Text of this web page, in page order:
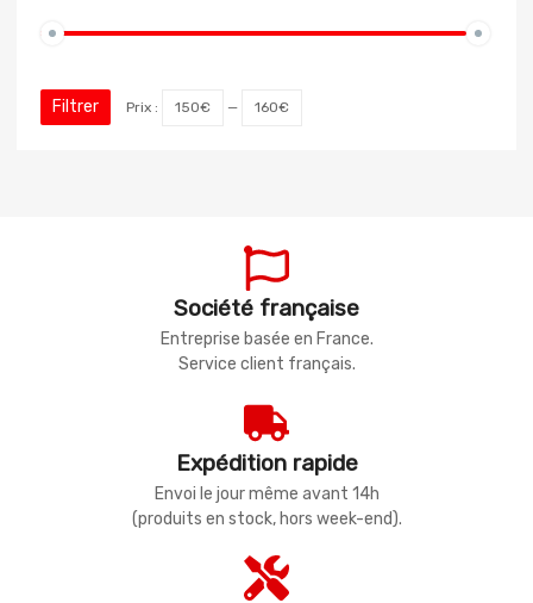
Filtrer Prix : 150€ — 160€
Société française
Entreprise basée en France.
Service client français.
Expédition rapide
Envoi le jour même avant 14h
(produits en stock, hors week-end).